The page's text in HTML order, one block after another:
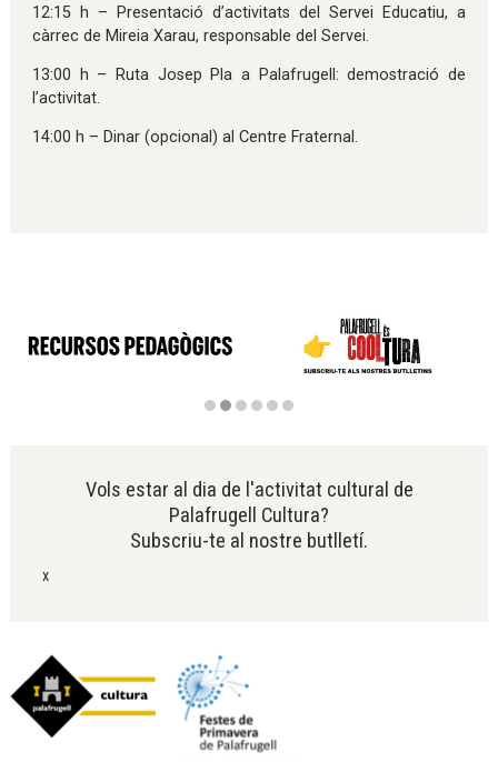
12:15 h – Presentació d’activitats del Servei Educatiu, a
càrrec de Mireia Xarau, responsable del Servei.
13:00 h – Ruta Josep Pla a Palafrugell: demostració de
l’activitat.
14:00 h – Dinar (opcional) al Centre Fraternal.
Vols estar al dia de l'activitat cultural de
Palafrugell Cultura?
Subscriu-te al nostre butlletí.
x